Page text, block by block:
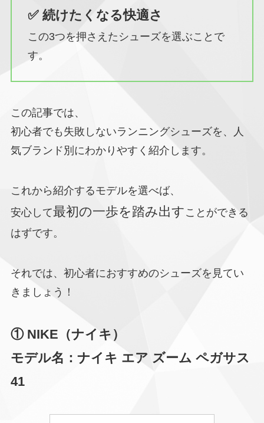
✅ 続けたくなる快適さ
この3つを押さえたシューズを選ぶことで
す。
この記事では、
初心者でも失敗しないランニングシューズを、人
気ブランド別にわかりやすく紹介します。
これから紹介するモデルを選べば、
安心して最初の一歩を踏み出す ことができる
はずです。
それでは、初心者におすすめのシューズを見てい
きましょう！
① NIKE（ナイキ）
モデル名：ナイキ エア ズーム ペガサス
41